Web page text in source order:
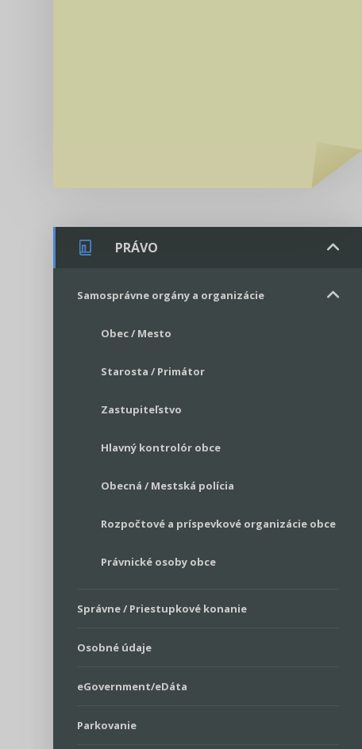
PRÁVO
Samosprávne orgány a organizácie
Obec / Mesto
Starosta / Primátor
Zastupiteľstvo
Hlavný kontrolór obce
Obecná / Mestská polícia
Rozpočtové a príspevkové organizácie obce
Právnické osoby obce
Správne / Priestupkové konanie
Osobné údaje
eGovernment/eDáta
Parkovanie